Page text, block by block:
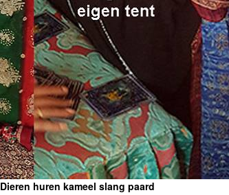
Dieren huren kameel slang paard